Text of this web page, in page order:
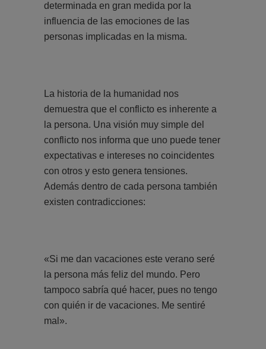
determinada en gran medida por la
influencia de las emociones de las
personas implicadas en la misma.
La historia de la humanidad nos
demuestra que el conflicto es inherente a
la persona. Una visión muy simple del
conflicto nos informa que uno puede tener
expectativas e intereses no coincidentes
con otros y esto genera tensiones.
Además dentro de cada persona también
existen contradicciones:
«Si me dan vacaciones este verano seré
la persona más feliz del mundo. Pero
tampoco sabría qué hacer, pues no tengo
con quién ir de vacaciones. Me sentiré
mal».